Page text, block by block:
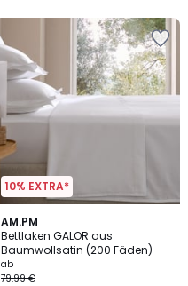
10% EXTRA*
AM.PM
Bettlaken GALOR aus
Baumwollsatin (200 Fäden)
ab
79,99 €
5
/
5
10
Farben